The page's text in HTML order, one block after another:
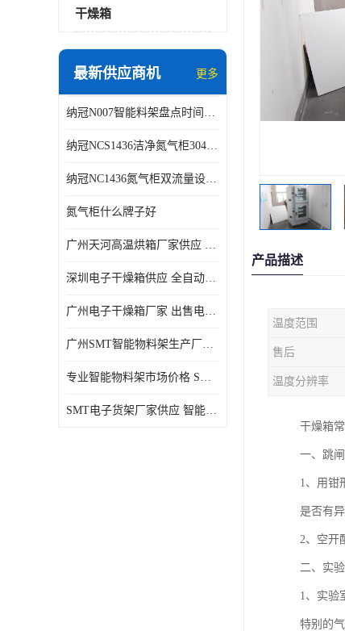
干燥箱
最新供应商机 更多
纳冠N007智能料架盘点时间可从2天减少到约2个小时
纳冠NCS1436洁净氮气柜304不锈钢洁净车间用
纳冠NC1436氮气柜双流量设计节约氮气
氮气柜什么牌子好
广州天河高温烘箱厂家供应 智能高温烘箱非标定制价格
深圳电子干燥箱供应 全自动恒温干燥箱厂家批发
广州电子干燥箱厂家 出售电子干燥箱优惠供应价格
广州SMT智能物料架生产厂家 智能物料架设计定制
专业智能物料架市场价格 SMT智能物料架供应厂家
SMT电子货架厂家供应 智能电子货架现货直销
产品描述
温度范围
售后
温度分辨率
干燥箱
一、跳
1、用钳
是否有
2、空开
二、实
1、实验
特别的